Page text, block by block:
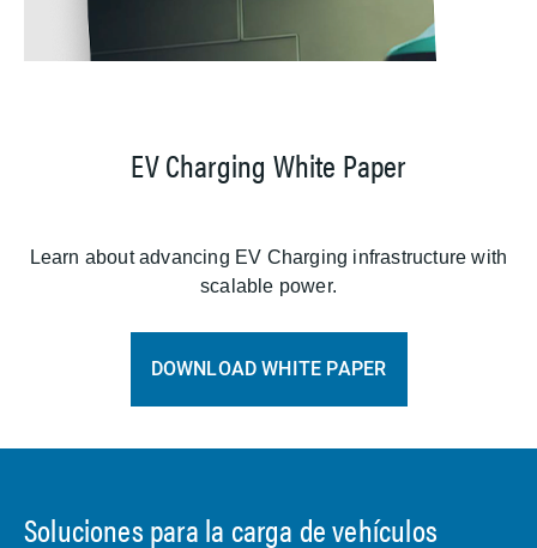
EV Charging White Paper
Learn about advancing EV Charging infrastructure with
scalable power.
DOWNLOAD WHITE PAPER
Soluciones para la carga de vehículos